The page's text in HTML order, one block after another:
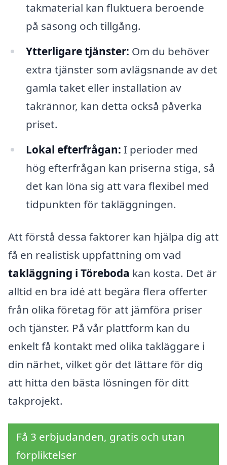
takmaterial kan fluktuera beroende
på säsong och tillgång.
Ytterligare tjänster: Om du behöver
extra tjänster som avlägsnande av det
gamla taket eller installation av
takrännor, kan detta också påverka
priset.
Lokal efterfrågan: I perioder med
hög efterfrågan kan priserna stiga, så
det kan löna sig att vara flexibel med
tidpunkten för takläggningen.
Att förstå dessa faktorer kan hjälpa dig att
få en realistisk uppfattning om vad
takläggning i Töreboda kan kosta. Det är
alltid en bra idé att begära flera offerter
från olika företag för att jämföra priser
och tjänster. På vår plattform kan du
enkelt få kontakt med olika takläggare i
din närhet, vilket gör det lättare för dig
att hitta den bästa lösningen för ditt
takprojekt.
Få 3 erbjudanden, gratis och utan
förpliktelser